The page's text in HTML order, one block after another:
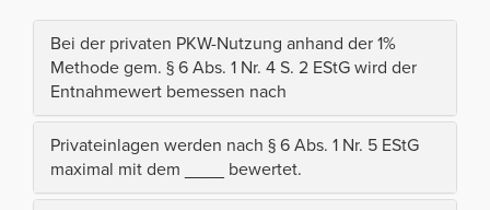
Bei der privaten PKW-Nutzung anhand der 1%
Methode gem. § 6 Abs. 1 Nr. 4 S. 2 EStG wird der
Entnahmewert bemessen nach
Privateinlagen werden nach § 6 Abs. 1 Nr. 5 EStG
maximal mit dem ____ bewertet.